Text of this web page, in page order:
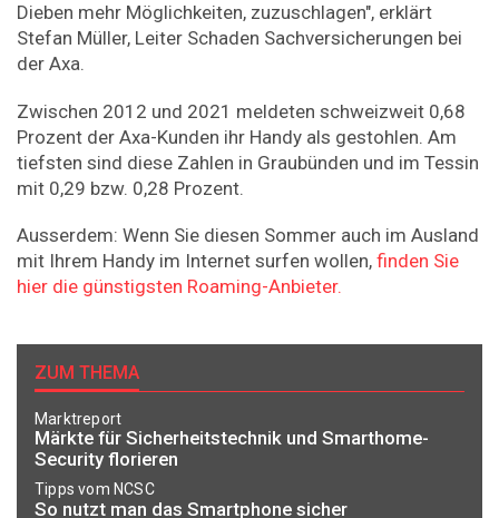
Dieben mehr Möglichkeiten, zuzuschlagen", erklärt
Stefan Müller, Leiter Schaden Sachversicherungen bei
der Axa.
Zwischen 2012 und 2021 meldeten schweizweit 0,68
Prozent der Axa-Kunden ihr Handy als gestohlen. Am
tiefsten sind diese Zahlen in Graubünden und im Tessin
mit 0,29 bzw. 0,28 Prozent.
Ausserdem: Wenn Sie diesen Sommer auch im Ausland
mit Ihrem Handy im Internet surfen wollen, finden Sie
hier die günstigsten Roaming-Anbieter.
ZUM THEMA
Marktreport
Märkte für Sicherheitstechnik und Smarthome-
Security florieren
Tipps vom NCSC
So nutzt man das Smartphone sicher